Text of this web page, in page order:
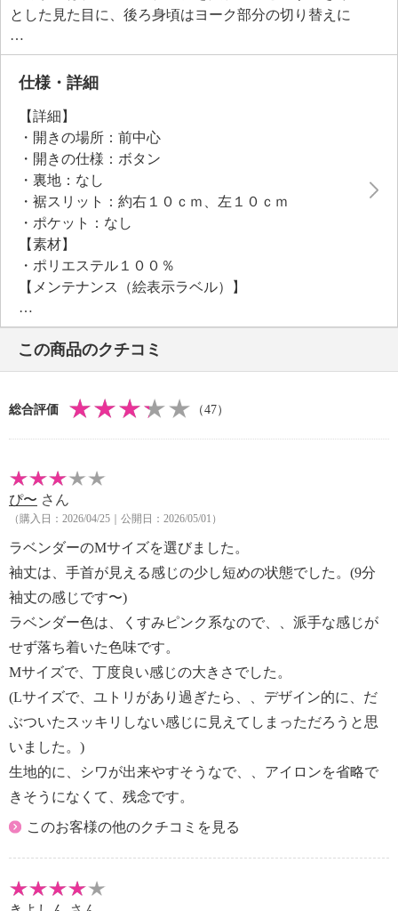
とした見た目に、後ろ身頃はヨーク部分の切り替えに
タックをほどこしてフレアー感を出しました。
動くたびに裾スリットからボトムスの色がのぞき、バ
ランスの良い抜け感をプラス。
形カバーに役立ちます。
●普段と同じサイズをおすすめ
仕様・詳細
【詳細】
・開きの場所：前中心
・開きの仕様：ボタン
・裏地：なし
・裾スリット：約右１０ｃｍ、左１０ｃｍ
・ポケット：なし
【素材】
・ポリエステル１００％
【メンテナンス（絵表示ラベル）】
・洗濯機：可
・漂白処理：塩素系・酸素系漂白不可
・タンブル乾燥：不可
・自然乾燥：日陰の吊り干し
・ドライクリーニング：石油系ドライクリーニング可
・ウエットクリーニング：可
・長時間照射による変退色注意
・単品洗い
・摩擦による色落ち、色移り注意
【原産国（地）】
・中国製
この商品のクチコミ
総合評価 （47）
ぴ〜 さん
（購入日：2026/04/25｜公開日：2026/05/01）
ラベンダーのMサイズを選びました。
袖丈は、手首が見える感じの少し短めの状態でした。(9分
袖丈の感じです〜)
ラベンダー色は、くすみピンク系なので、、派手な感じが
せず落ち着いた色味です。
Mサイズで、丁度良い感じの大きさでした。
(Lサイズで、ユトリがあり過ぎたら、、デザイン的に、だ
ぶついたスッキリしない感じに見えてしまっただろうと思
いました。)
生地的に、シワが出来やすそうなで、、アイロンを省略で
きそうになくて、残念です。
このお客様の他のクチコミを見る